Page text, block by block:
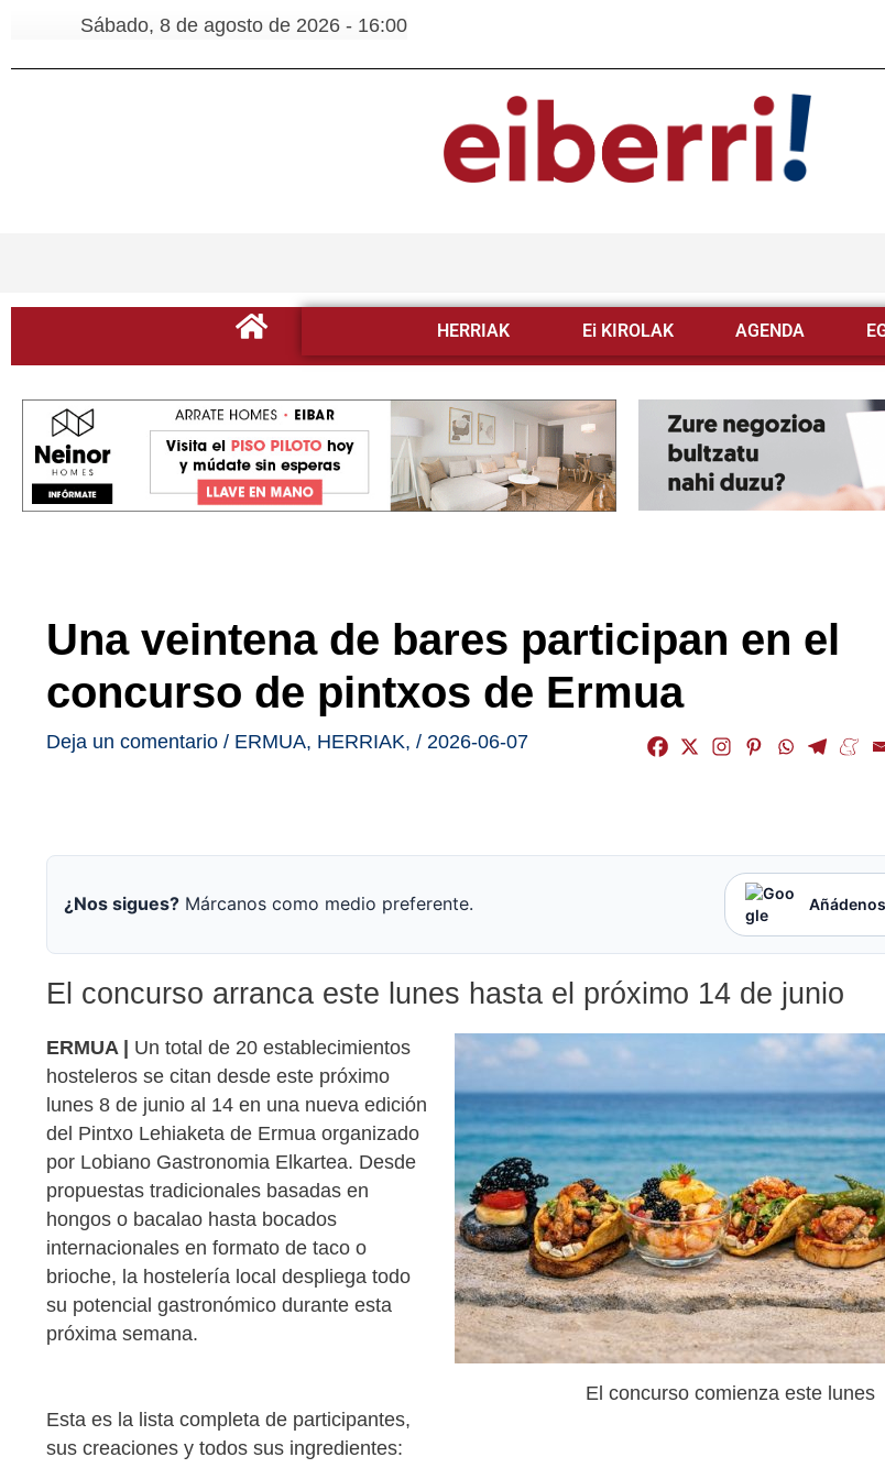
Sábado, 8 de agosto de 2026 - 16:00
HERRIAK Ei KIROLAK AGENDA
Una veintena de bares participan en el
concurso de pintxos de Ermua
Deja un comentario / ERMUA, HERRIAK, / 2026-06-07
¿Nos sigues? Márcanos como medio preferente.
El concurso arranca este lunes hasta el próximo 14 de junio
El concurso comienza este lunes
ERMUA | Un total de 20 establecimientos
hosteleros se citan desde este próximo
lunes 8 de junio al 14 en una nueva edición
del Pintxo Lehiaketa de Ermua organizado
por Lobiano Gastronomia Elkartea. Desde
propuestas tradicionales basadas en
hongos o bacalao hasta bocados
internacionales en formato de taco o
brioche, la hostelería local despliega todo
su potencial gastronómico durante esta
próxima semana.
Esta es la lista completa de participantes,
sus creaciones y todos sus ingredientes: